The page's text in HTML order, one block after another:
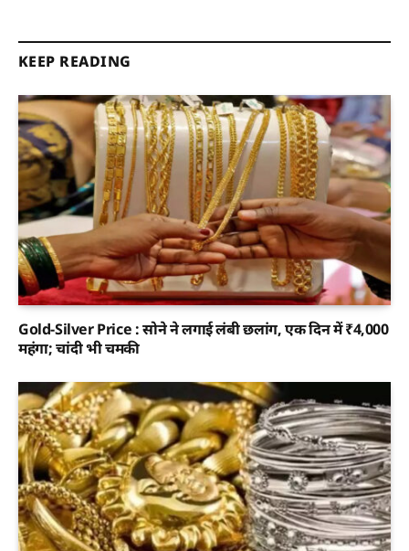
KEEP READING
Gold-Silver Price : सोने ने लगाई लंबी छलांग, एक दिन में ₹4,000
महंगा; चांदी भी चमकी